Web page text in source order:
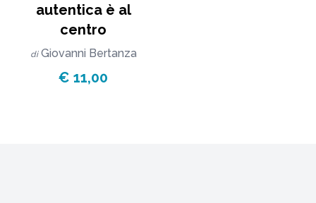
autentica è al
centro
di Giovanni Bertanza
€ 11,00